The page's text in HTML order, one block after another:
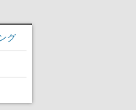
ン
年リ
グ